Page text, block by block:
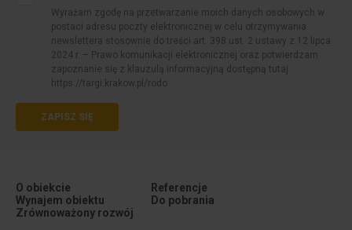
Wyrażam zgodę na przetwarzanie moich danych osobowych w
postaci adresu poczty elektronicznej w celu otrzymywania
newslettera stosownie do treści art. 398 ust. 2 ustawy z 12 lipca
2024 r. – Prawo komunikacji elektronicznej oraz potwierdzam
zapoznanie się z klauzulą informacyjną dostępną tutaj:
https://targi.krakow.pl/rodo
ZAPISZ SIĘ
O obiekcie
Referencje
Wynajem obiektu
Do pobrania
Zrównoważony rozwój